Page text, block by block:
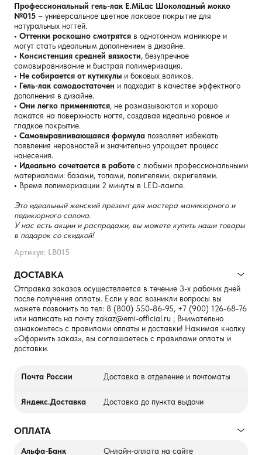
Профессиональный гель-лак E.MiLac Шоколадный мокко
№015 – универсальное цветное лаковое покрытие для
натуральных ногтей.
• Оттенки роскошно смотрятся в однотонном маникюре и
могут стать идеальным дополнением в дизайне.
• Консистенция средней вязкости, безупречное
самовыравнивание и быстрая полимеризация.
• Не собирается от кутикулы и боковых валиков.
• Гель-лак самодостаточен и подходит в качестве эффектного
дополнения в дизайне.
• Они легко применяются, не размазываются и хорошо
ложатся на поверхность ногтя, создавая идеально ровное и
гладкое покрытие.
• Самовыравнивающаяся формула позволяет избежать
появления неровностей и значительно упрощает процесс
нанесения.
• Идеально сочетается в работе с любыми профессиональными
материалами: базами, топами, полигелями, акригелями.
• Время полимеризации 2 минуты в LED-лампе.
Это идеальный женский презент для мастера маникюрного и
педикюрного салона.
У нас есть акции и распродажи, вы можете купить наши товары
в подарок со скидкой!
Артикул: LB015
ДОСТАВКА
Отправка заказов осуществляется в течение 3-х рабочих дней
после получения оплаты. Если у вас возникли вопросы вы
можете позвонить по тел: 8 (800) 550-86-95, +7 (900) 126-68-76
или написать на почту zakaz@emi-official.ru ; Внимательно
ознакомьтесь с правилами оплаты и доставки! Нажимая кнопку
«Оформить заказ», вы соглашаетесь с правилами оплаты и
доставки.
Почта России Доставка в отделение и почтоматы
Яндекс.Доставка Доставка до пункта выдачи
ОПЛАТА
Альфа-Банк Онлайн-оплата на сайте